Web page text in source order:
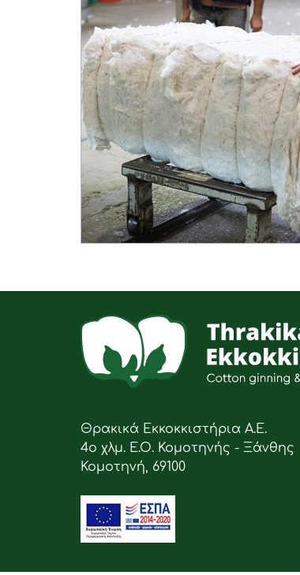
Θρακικά Εκκοκκιστήρια Α.Ε.
4ο χλμ. Ε.Ο. Κομοτηνής - Ξάνθης
Κομοτηνή, 69100